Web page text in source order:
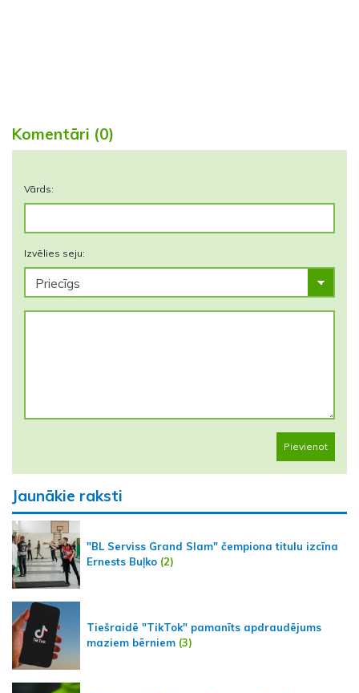
Komentāri (0)
Vārds:
Izvēlies seju:
Pievienot
Jaunākie raksti
"BL Serviss Grand Slam" čempiona titulu izcīna
Ernests Buļko (2)
Tiešraidē "TikTok" pamanīts apdraudējums
maziem bērniem (3)